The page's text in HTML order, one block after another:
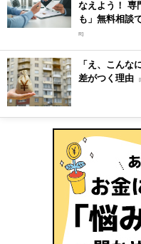
なえよう！ 専
も」無料相談
R]
「え、こんな
差がつく理由